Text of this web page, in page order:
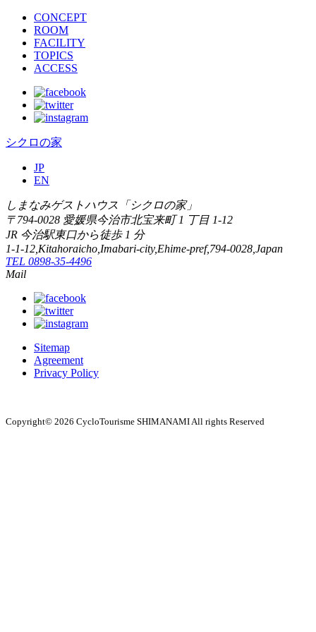
CONCEPT
ROOM
FACILITY
TOPICS
ACCESS
シクロの家
JP
EN
しまなみゲストハウス「シクロの家」
〒794-0028 愛媛県今治市北宝来町 1 丁目 1-12
JR 今治駅東口から徒歩 1 分
1-1-12,Kitahoraicho,Imabari-city,Ehime-pref,794-0028,Japan
TEL 0898-35-4496
Mail
Sitemap
Agreement
Privacy Policy
Copyright© 2026 CycloTourisme SHIMANAMI All rights Reserved